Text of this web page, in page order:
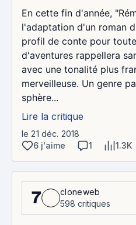
En cette fin d'année,
l'adaptation d'un roman
profil de conte pour
d'aventures rappellera
avec une tonalité plus
merveilleuse. Un genre
sphère...
Lire la critique
le 21 déc. 2018
6 j'aime
1 1.3K
7
cloneweb
598 critiques